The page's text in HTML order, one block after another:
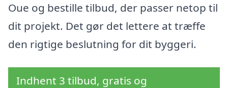
Oue og bestille tilbud, der passer netop til
dit projekt. Det gør det lettere at træffe
den rigtige beslutning for dit byggeri.
Indhent 3 tilbud, gratis og